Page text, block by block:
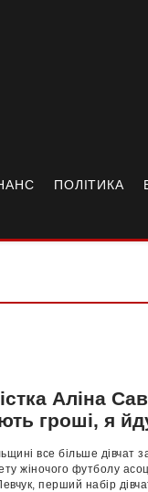
ПОЛІТИКА
Аліна
гроші, я
все більше
жіночого футболу
перший набір